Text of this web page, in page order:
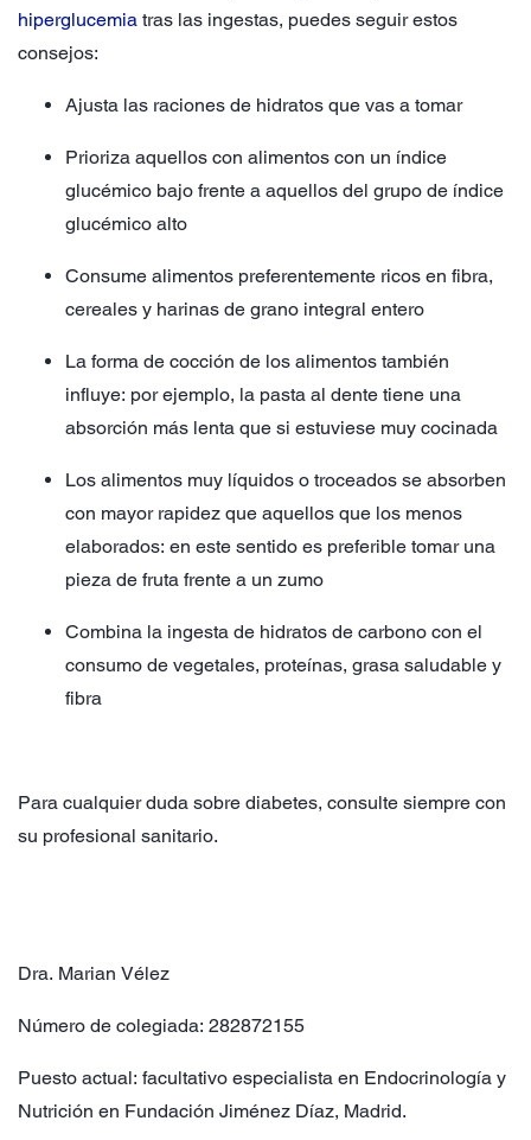
hiperglucemia tras las ingestas, puedes seguir estos
consejos:
Ajusta las raciones de hidratos que vas a tomar
Prioriza aquellos con alimentos con un índice
glucémico bajo frente a aquellos del grupo de índice
glucémico alto
Consume alimentos preferentemente ricos en fibra,
cereales y harinas de grano integral entero
La forma de cocción de los alimentos también
influye: por ejemplo, la pasta al dente tiene una
absorción más lenta que si estuviese muy cocinada
Los alimentos muy líquidos o troceados se absorben
con mayor rapidez que aquellos que los menos
elaborados: en este sentido es preferible tomar una
pieza de fruta frente a un zumo
Combina la ingesta de hidratos de carbono con el
consumo de vegetales, proteínas, grasa saludable y
fibra
Para cualquier duda sobre diabetes, consulte siempre con
su profesional sanitario.
Dra. Marian Vélez
Número de colegiada: 282872155
Puesto actual: facultativo especialista en Endocrinología y
Nutrición en Fundación Jiménez Díaz, Madrid.